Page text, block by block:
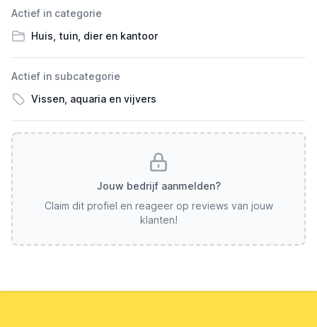
Actief in categorie
Huis, tuin, dier en kantoor
Actief in subcategorie
Vissen, aquaria en vijvers
Jouw bedrijf aanmelden?
Claim dit profiel en reageer op reviews van jouw
klanten!